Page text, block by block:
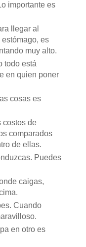
importante es
llegar al
es
muy alto.
todo está
en quien poner
cosas es
costos de
comparados
de ellas.
Puedes
caigas,
Cuando
en otro es